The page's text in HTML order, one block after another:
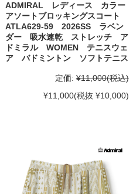
ADMIRAL レディース カラー
アソートブロッキングスコート
ATLA629-59 2026SS ラベン
ダー 吸水速乾 ストレッチ ア
ドミラル WOMEN テニスウェ
ア バドミントン ソフトテニス
定価: ¥11,000(税込)
¥11,000(税抜 ¥10,000)